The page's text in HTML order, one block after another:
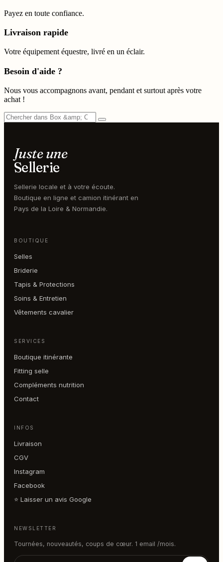
Payez en toute confiance.
Livraison rapide
Votre équipement équestre, livré en un éclair.
Besoin d'aide ?
Nous vous accompagnons avant, pendant et surtout après votre
achat !
Juste une
Sellerie
Sellerie locale et à votre écoute.
Boutique en ligne et camion itinérant en
Pays de la Loire & Normandie.
BOUTIQUE
Selles
Briderie
Tapis & Protections
Soins & Entretien
Vêtements cavalier
SERVICES
Boutique itinérante
Fitting selle
Compléments nutrition
Contact
INFOS
Livraison
CGV
Instagram
Facebook
⭐ Laisser un avis Google
NEWSLETTER
Tournées, nouveautés, coups de cœur. 1 email /mois.